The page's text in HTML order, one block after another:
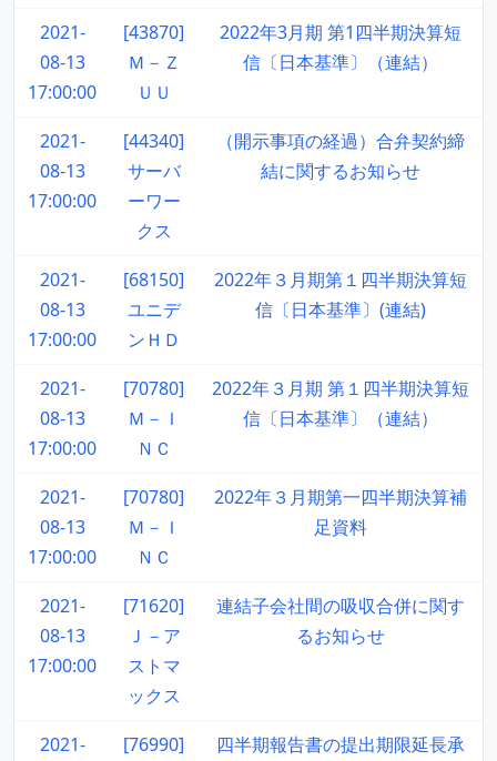
2021-
08-13
17:00:00
[43870]
Ｍ－Ｚ
ＵＵ
2022年3月期 第1四半期決算短
信〔日本基準〕（連結）
2021-
08-13
17:00:00
[44340]
サーバ
ーワー
クス
（開示事項の経過）合弁契約締
結に関するお知らせ
2021-
08-13
17:00:00
[68150]
ユニデ
ンＨＤ
2022年３月期第１四半期決算短
信〔日本基準〕(連結)
2021-
08-13
17:00:00
[70780]
Ｍ－Ｉ
ＮＣ
2022年３月期 第１四半期決算短
信〔日本基準〕（連結）
2021-
08-13
17:00:00
[70780]
Ｍ－Ｉ
ＮＣ
2022年３月期第一四半期決算補
足資料
2021-
08-13
17:00:00
[71620]
Ｊ－ア
ストマ
ックス
連結子会社間の吸収合併に関す
るお知らせ
2021-
[76990]
四半期報告書の提出期限延長承